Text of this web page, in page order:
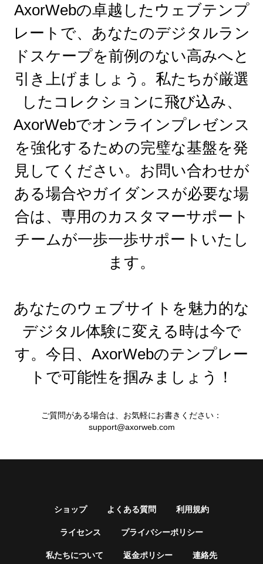
AxorWebの卓越したウェブテンプ
レートで、あなたのデジタルラン
ドスケープを前例のない高みへと
引き上げましょう。私たちが厳選
したコレクションに飛び込み、
AxorWebでオンラインプレゼンス
を強化するための完璧な基盤を発
見してください。お問い合わせが
ある場合やガイダンスが必要な場
合は、専用のカスタマーサポート
チームが一歩一歩サポートいたし
ます。
あなたのウェブサイトを魅力的な
デジタル体験に変える時は今で
す。今日、AxorWebのテンプレー
トで可能性を掴みましょう！
ご質問がある場合は、お気軽にお書きください：
support@axorweb.com
ショップ よくある質問 利用規約
ライセンス プライバシーポリシー
私たちについて 返金ポリシー 連絡先